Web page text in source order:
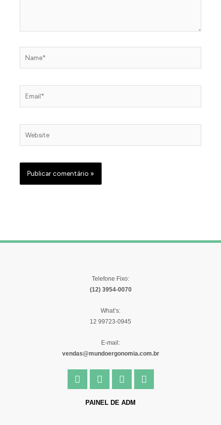
Telefone Fixo:
(12) 3954-0070
What’s:
12 99723-0945
E-mail:
vendas@mundoergonomia.com.br
F
a
I
n
t
Y
o
t
L
i
PAINEL DE ADM